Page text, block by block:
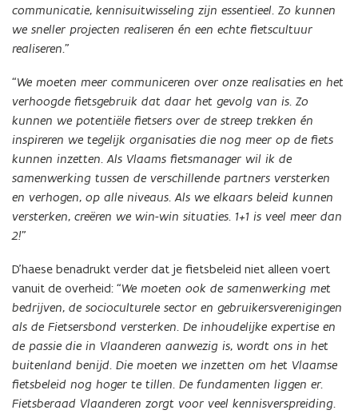
communicatie, kennisuitwisseling zijn essentieel. Zo kunnen
we sneller projecten realiseren én een echte fietscultuur
realiseren.”
“We moeten meer communiceren over onze realisaties en het
verhoogde fietsgebruik dat daar het gevolg van is. Zo
kunnen we potentiële fietsers over de streep trekken én
inspireren we tegelijk organisaties die nog meer op de fiets
kunnen inzetten. Als Vlaams fietsmanager wil ik de
samenwerking tussen de verschillende partners versterken
en verhogen, op alle niveaus. Als we elkaars beleid kunnen
versterken, creëren we win-win situaties. 1+1 is veel meer dan
2!”
D’haese benadrukt verder dat je fietsbeleid niet alleen voert
vanuit de overheid: “We moeten ook de samenwerking met
bedrijven, de socioculturele sector en gebruikersverenigingen
als de Fietsersbond versterken. De inhoudelijke expertise en
de passie die in Vlaanderen aanwezig is, wordt ons in het
buitenland benijd. Die moeten we inzetten om het Vlaamse
fietsbeleid nog hoger te tillen. De fundamenten liggen er.
Fietsberaad Vlaanderen zorgt voor veel kennisverspreiding.